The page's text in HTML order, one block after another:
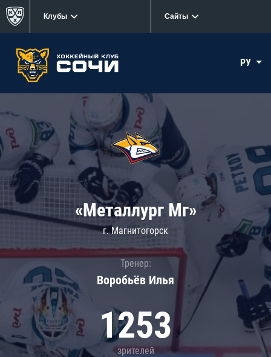
Клубы Сайты
РУ
«Металлург Мг»
г. Магнитогорск
Тренер:
Воробьёв Илья
1253
зрителей